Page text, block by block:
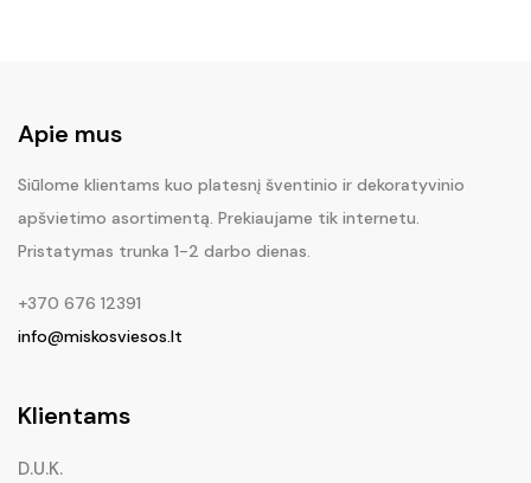
Apie mus
Siūlome klientams kuo platesnį šventinio ir dekoratyvinio
apšvietimo asortimentą. Prekiaujame tik internetu.
Pristatymas trunka 1-2 darbo dienas.
+370 676 12391
info@miskosviesos.lt
Klientams
D.U.K.